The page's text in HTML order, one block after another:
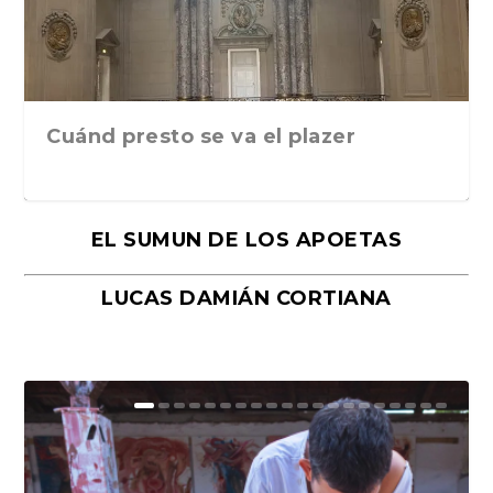
Cuánd presto se va el plazer
EL SUMUN DE LOS APOETAS
LUCAS DAMIÁN CORTIANA